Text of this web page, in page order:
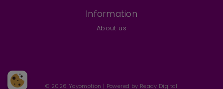
Information
About us
© 2026 Yoyomotion | Powered by Ready Digital